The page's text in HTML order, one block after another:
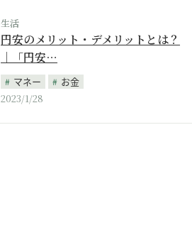
生活
円安のメリット・デメリットとは？
｜「円安…
マネー
お金
2023/1/28